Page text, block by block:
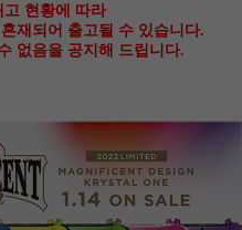
고 현황에 따라
재되어 출고될 수 있습니다.
없음을 공지해 드립니다.